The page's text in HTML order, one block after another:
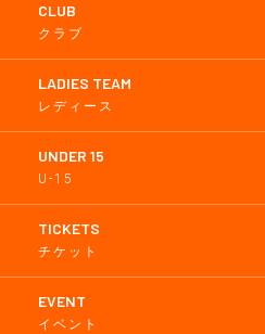
CLUB
クラブ
LADIES TEAM
レディース
UNDER 15
U-15
TICKETS
チケット
EVENT
イベント